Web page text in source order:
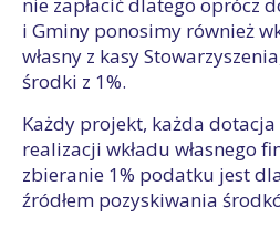
i Gminy ponosimy również
własny z kasy
środki z 1%.
Każdy projekt, każda
realizacji wkładu własnego
zbieranie 1% podatku jest
źródłem pozyskiwania